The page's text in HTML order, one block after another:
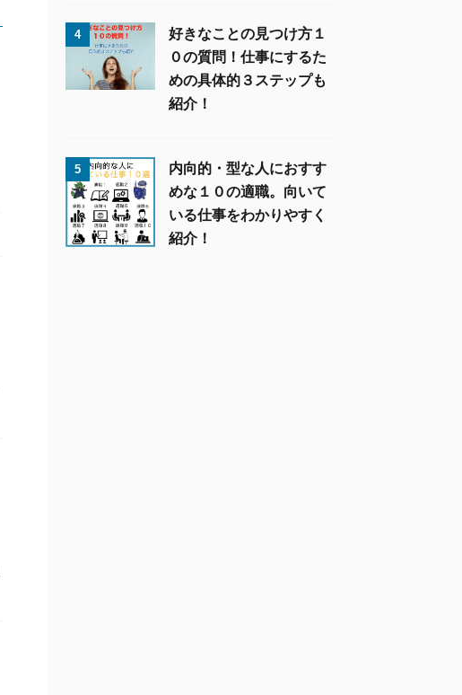
4
好きなことの見つけ方１
０の質問！仕事にするた
めの具体的３ステップも
紹介！
5
内向的・型な人におすす
めな１０の適職。向いて
いる仕事をわかりやすく
紹介！